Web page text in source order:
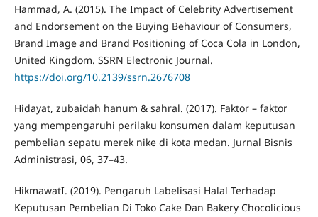
Hammad, A. (2015). The Impact of Celebrity Advertisement
and Endorsement on the Buying Behaviour of Consumers,
Brand Image and Brand Positioning of Coca Cola in London,
United Kingdom. SSRN Electronic Journal.
https://doi.org/10.2139/ssrn.2676708
Hidayat, zubaidah hanum & sahral. (2017). Faktor – faktor
yang mempengaruhi perilaku konsumen dalam keputusan
pembelian sepatu merek nike di kota medan. Jurnal Bisnis
Administrasi, 06, 37–43.
HikmawatI. (2019). Pengaruh Labelisasi Halal Terhadap
Keputusan Pembelian Di Toko Cake Dan Bakery Chocolicious